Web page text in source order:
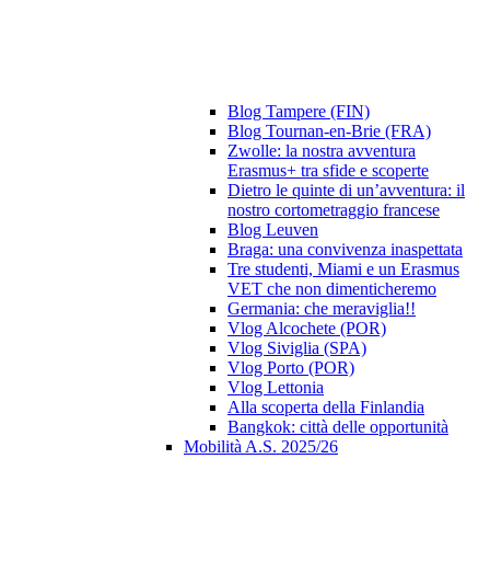
Blog Tampere (FIN)
Blog Tournan-en-Brie (FRA)
Zwolle: la nostra avventura
Erasmus+ tra sfide e scoperte
Dietro le quinte di un’avventura: il
nostro cortometraggio francese
Blog Leuven
Braga: una convivenza inaspettata
Tre studenti, Miami e un Erasmus
VET che non dimenticheremo
Germania: che meraviglia!!
Vlog Alcochete (POR)
Vlog Siviglia (SPA)
Vlog Porto (POR)
Vlog Lettonia
Alla scoperta della Finlandia
Bangkok: città delle opportunità
Mobilità A.S. 2025/26